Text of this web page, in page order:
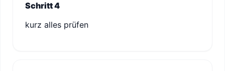
Schritt 4
kurz alles prüfen